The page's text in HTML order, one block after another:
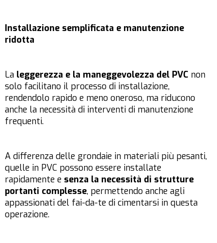
Installazione semplificata e manutenzione
ridotta
La leggerezza e la maneggevolezza del PVC non
solo facilitano il processo di installazione,
rendendolo rapido e meno oneroso, ma riducono
anche la necessità di interventi di manutenzione
frequenti.
A differenza delle grondaie in materiali più pesanti,
quelle in PVC possono essere installate
rapidamente e senza la necessità di strutture
portanti complesse, permettendo anche agli
appassionati del fai-da-te di cimentarsi in questa
operazione.